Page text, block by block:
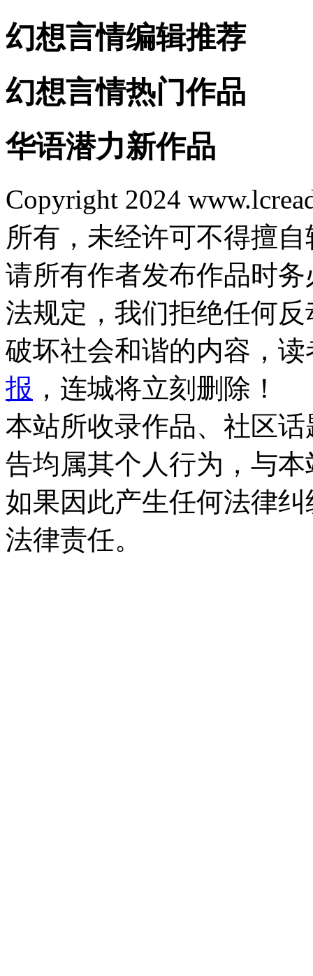
幻想言情编辑推荐
幻想言情热门作品
华语潜力新作品
Copyright 2024
所有，未经许可不得擅
请所有作者发布作品时
法规定，我们拒绝任何
破坏社会和谐的内容，
报 ，连城将立刻删除！
本站所收录作品、社区
告均属其个人行为，与
如果因此产生任何法律
法律责任。